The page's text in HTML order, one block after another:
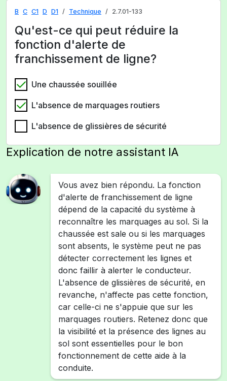
B C C1 D D1 Technique 2.7.01-133
Qu'est-ce qui peut réduire la
fonction d'alerte de
franchissement de ligne?
Une chaussée souillée
L'absence de marquages routiers
L'absence de glissières de sécurité
Explication de notre assistant IA
Vous avez bien répondu. La fonction
d'alerte de franchissement de ligne
dépend de la capacité du système à
reconnaître les marquages au sol. Si la
chaussée est sale ou si les marquages
sont absents, le système peut ne pas
détecter correctement les lignes et
donc faillir à alerter le conducteur.
L'absence de glissières de sécurité, en
revanche, n'affecte pas cette fonction,
car celle-ci ne s'appuie que sur les
marquages routiers. Retenez donc que
la visibilité et la présence des lignes au
sol sont essentielles pour le bon
fonctionnement de cette aide à la
conduite.